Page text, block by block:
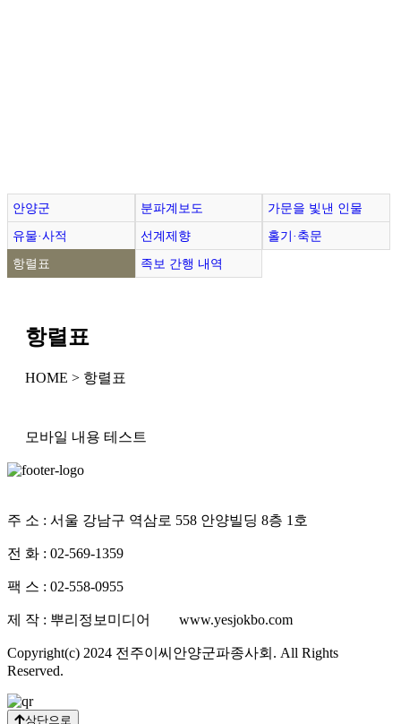
안양군 분파계보도
가문을 빛낸 인물
유물·사적
선계제향
홀기·축문
항렬표
족보 간행 내역
항렬표
HOME > 항렬표
모바일 내용 테스트
주 소 : 서울 강남구 역삼로 558 안양빌딩 8층 1호
전 화 : 02-569-1359
팩 스 : 02-558-0955
제 작 : 뿌리정보미디어 www.yesjokbo.com
Copyright(c) 2024 전주이씨안양군파종사회. All Rights
Reserved.
상단으로